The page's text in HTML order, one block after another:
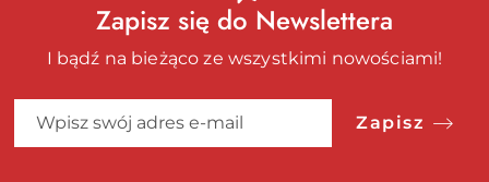
Zapisz się do Newslettera
I bądź na bieżąco ze wszystkimi nowościami!
Zapisz